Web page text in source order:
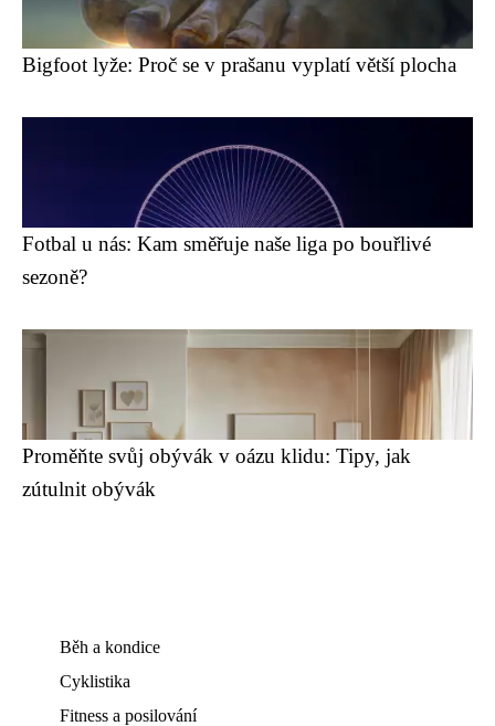
Bigfoot lyže: Proč se v prašanu vyplatí větší plocha
Fotbal u nás: Kam směřuje naše liga po bouřlivé
sezoně?
Proměňte svůj obývák v oázu klidu: Tipy, jak
zútulnit obývák
Běh a kondice
Cyklistika
Fitness a posilování